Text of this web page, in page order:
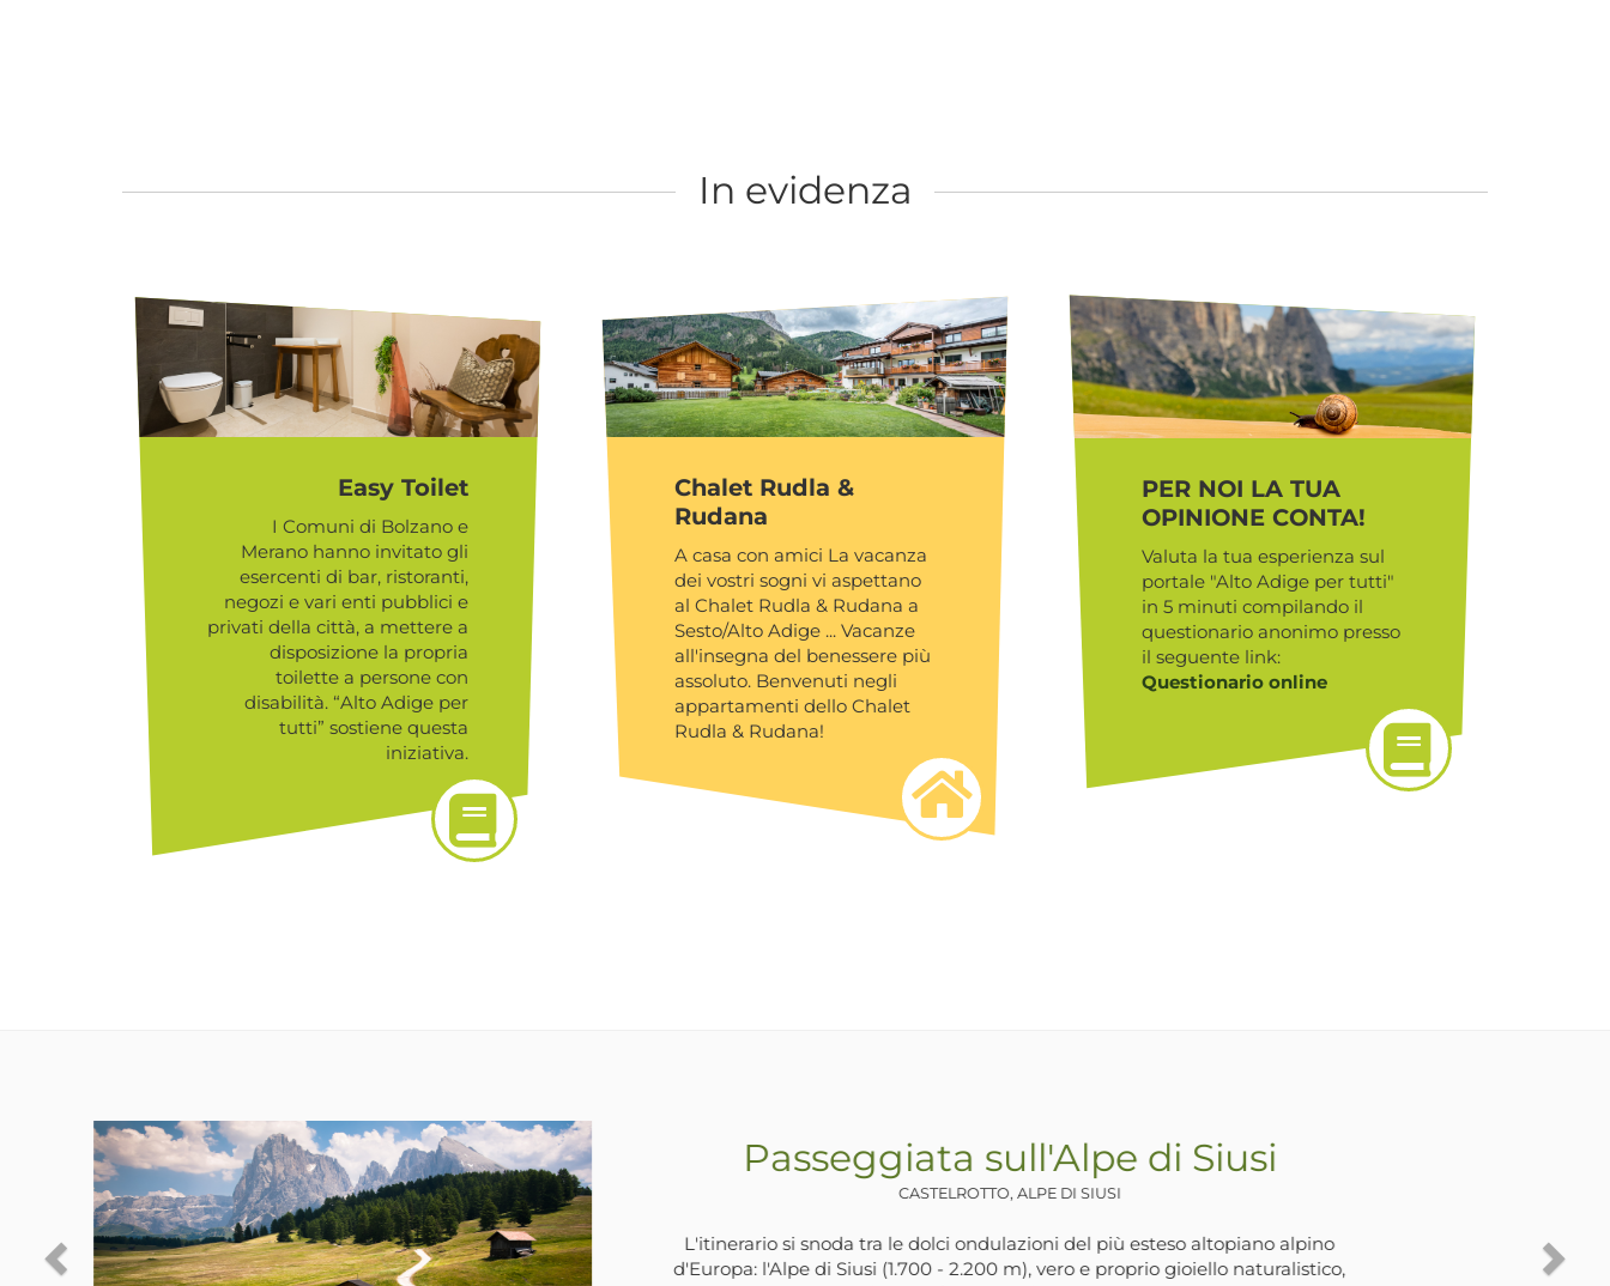
In evidenza
Easy Toilet
I Comuni di Bolzano e
Merano hanno invitato gli
esercenti di bar, ristoranti,
negozi e vari enti pubblici e
privati della città, a mettere a
disposizione la propria
toilette a persone con
disabilità. “Alto Adige per
tutti” sostiene questa
iniziativa.
Chalet Rudla &
Rudana
A casa con amici La vacanza
dei vostri sogni vi aspettano
al Chalet Rudla & Rudana a
Sesto/Alto Adige ... Vacanze
all'insegna del benessere più
assoluto. Benvenuti negli
appartamenti dello Chalet
Rudla & Rudana!
PER NOI LA TUA
OPINIONE CONTA!
Valuta la tua esperienza sul
portale "Alto Adige per tutti"
in 5 minuti compilando il
questionario anonimo presso
il seguente link:
Questionario online
Passeggiata in riva al Lago di Zoccolo
ULTIMO, , SANTA VALPURGA
La Val d'Ultimo è stata interessata negli anni ‘60 da grandi lavori per la
realizzazione di opere idroelettriche. Lungo la valle sono stati costruiti degli